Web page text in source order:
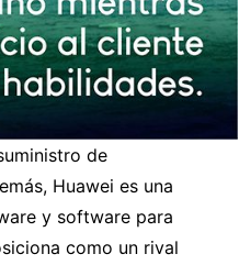
de
Huawei es una
y software para
como un rival